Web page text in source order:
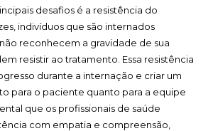
desafios é a resistência do
indivíduos que são internados
reconhecem a gravidade de sua
resistir ao tratamento. Essa resistência
durante a internação e criar um
para o paciente quanto para a equipe
que os profissionais de saúde
com empatia e compreensão,